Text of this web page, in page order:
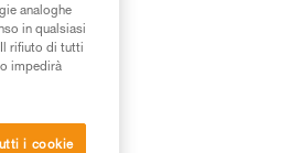
analoghe
in qualsiasi
rifiuto di tutti
impedirà
i cookie